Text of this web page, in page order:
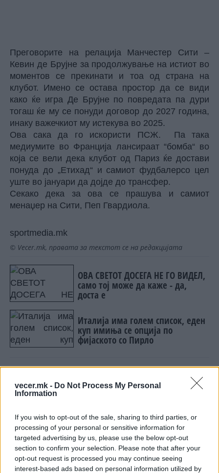
vecer.mk - Do Not Process My Personal
Information
If you wish to opt-out of the sale, sharing to third parties, or
processing of your personal or sensitive information for
targeted advertising by us, please use the below opt-out
section to confirm your selection. Please note that after your
opt-out request is processed you may continue seeing
interest-based ads based on personal information utilized by
Преговорите на релација Манчестер Сити –
Кевин де Брујне за продолжување на истиот во
моментов се прекинати и тоа од страна на
клубот. Имено се остава простор да се види
како ќе игра Де Брујне по повредата па дури
тогаш ќе му се понуди договор до 2027 година,
инаку важечкиот му истекува во 2025.
Ова сака да го искористи ПСЖ. Па така
медиумите во Франција лансираат “бомба“ во
која се вели дека клубот од Париз ќе достави
понуда до „Етихад“ и самиот фудбалерсо цел
уште во јануари да дојде до трансфер.
Секако дека за ова се прашува и самиот
менаџер на Сити, Пеп Гвардиола.
sportmedia.mk
© Vecer.mk, правата за текстот се на редакцијата
ОВА СВЕТОТ ДОСЕГА НЕ ГО ВИДЕЛ,
само тој може да каже - да,
доста е
Италија има голем список, еден
куп имиња се опција по
фијаското со Пирло
НАЈЧИТАНИ ВО ПОСЛЕДНИ 7 ДЕНА
МАКЕДОНИЈА ИМА СВЕТСКА
ПИСТА: Огромниот Боинг 777
на индиската претседателка
на Меѓународниот Аеродром
Скопје
Халанд донесе одлука за
својата иднина